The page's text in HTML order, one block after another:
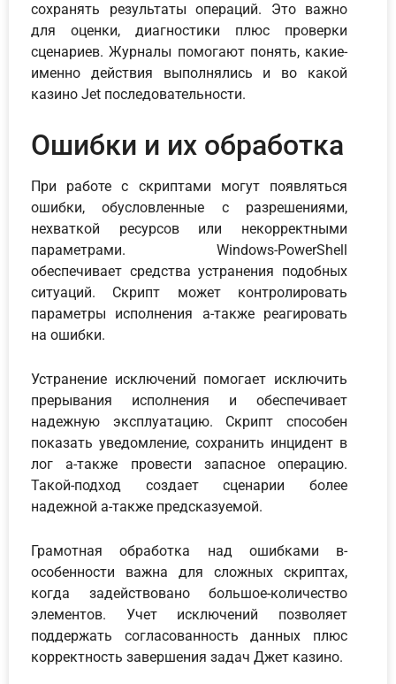
сохранять результаты операций. Это важно
для оценки, диагностики плюс проверки
сценариев. Журналы помогают понять, какие-
именно действия выполнялись и во какой
казино Jet последовательности.
Ошибки и их обработка
При работе с скриптами могут появляться
ошибки, обусловленные с разрешениями,
нехваткой ресурсов или некорректными
параметрами. Windows-PowerShell
обеспечивает средства устранения подобных
ситуаций. Скрипт может контролировать
параметры исполнения а-также реагировать
на ошибки.
Устранение исключений помогает исключить
прерывания исполнения и обеспечивает
надежную эксплуатацию. Скрипт способен
показать уведомление, сохранить инцидент в
лог а-также провести запасное операцию.
Такой-подход создает сценарии более
надежной а-также предсказуемой.
Грамотная обработка над ошибками в-
особенности важна для сложных скриптах,
когда задействовано большое-количество
элементов. Учет исключений позволяет
поддержать согласованность данных плюс
корректность завершения задач Джет казино.